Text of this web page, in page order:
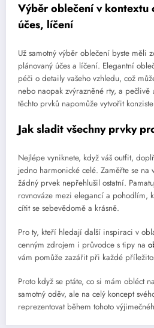
Výběr oblečení v
účes, líčení
Už samotný výběr oblečení byste měli
plánovaný účes a líčení. Elegantní
péči o detaily vašeho vzhledu, což
nebo naopak zvýrazněné rty, a pečlivě
těchto prvků napomůže vytvořit
Jak sladit všechny prvky
Nejlépe vyniknete, když váš outfit,
jedno harmonické celé. Zaměřte se na
žádný prvek nepřehlušil ostatní.
rovnováze mezi elegancí a pohodlím,
cítit se sebevědomě a krásně.
Pro ty, kteří hledají další inspiraci v
cenným zdrojem i průvodce s tipy na
vám pomůže zazářit při každé
Proto když se ptáte, co si mám obléct
samotný oděv, ale na celý koncept
reprezentovat během tohoto